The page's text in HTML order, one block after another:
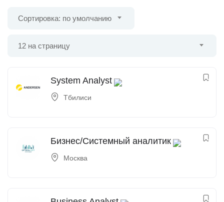
Сортировка: по умолчанию
12 на страницу
System Analyst
Тбилиси
Бизнес/Системный аналитик
Москва